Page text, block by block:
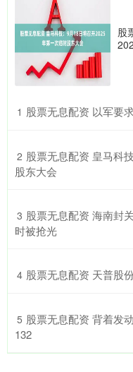
股
1 股票无息配资 以军要
2 股票无息配资 皇马科
股东大会
3 股票无息配资 海南封
时被抢光
4 股票无息配资 天普股
5 股票无息配资 背着发
132